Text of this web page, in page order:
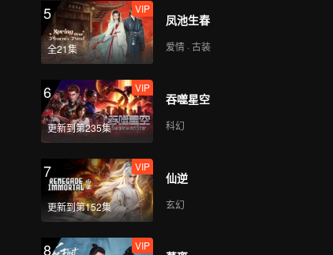
5
全21集
VIP
凤池生春
爱情 · 古装
6
更新到第235集
VIP
吞噬星空
科幻
7
更新到第152集
VIP
仙逆
玄幻
8 VIP